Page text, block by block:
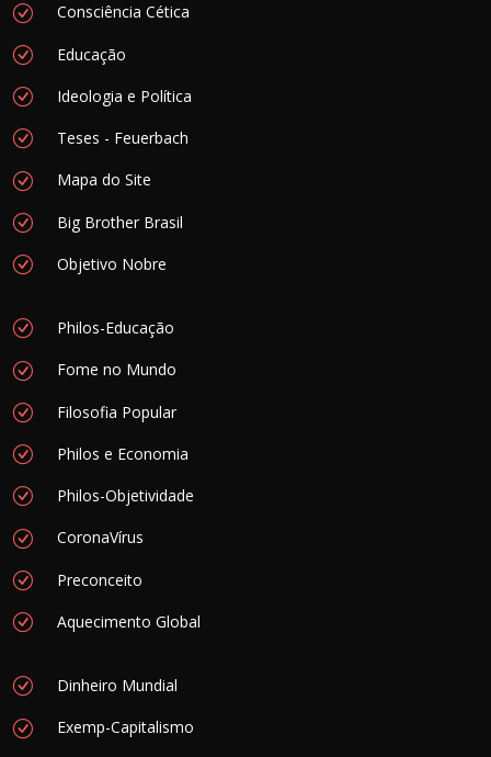
Consciência Cética
Educação
Ideologia e Política
Teses - Feuerbach
Mapa do Site
Big Brother Brasil
Objetivo Nobre
Philos-Educação
Fome no Mundo
Filosofia Popular
Philos e Economia
Philos-Objetividade
CoronaVírus
Preconceito
Aquecimento Global
Dinheiro Mundial
Exemp-Capitalismo